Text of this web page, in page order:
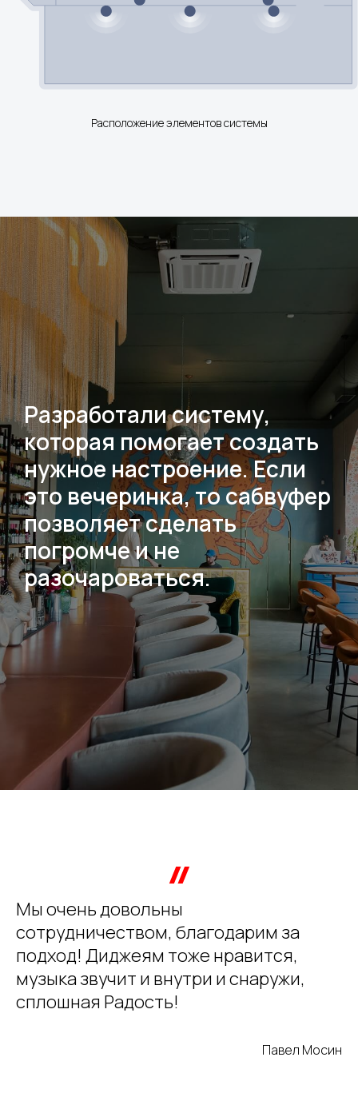
Расположение элементов системы
Разработали систему,
которая помогает создать
нужное настроение. Если
это вечеринка, то сабвуфер
позволяет сделать
погромче и не
разочароваться.
Мы очень довольны
сотрудничеством, благодарим за
подход! Диджеям тоже нравится,
музыка звучит и внутри и снаружи,
сплошная Радость!
Павел Мосин